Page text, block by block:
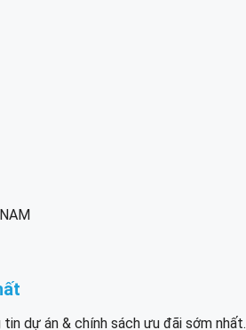
dự án & chính sách ưu đãi sớm nhất.